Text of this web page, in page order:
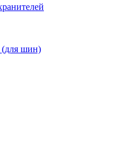
(для шин)